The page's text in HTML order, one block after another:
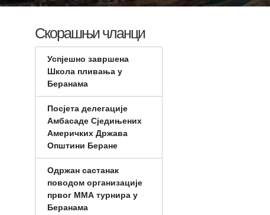
Скорашњи чланци
Успјешно завршена
Школа пливања у
Беранама
Посјета делегације
Амбасаде Сједињених
Америчких Држава
Општини Беране
Одржан састанак
поводом организације
првог ММА турнира у
Беранама